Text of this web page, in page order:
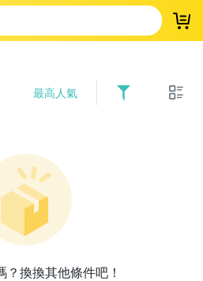
登
最高人氣
？換換其他條件吧！